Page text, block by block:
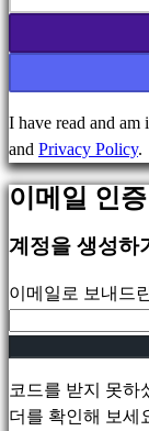
Indie
games
Puzzle
games
Fighting
games
모
회
I have read and
and Privacy Policy.
이메일 인증
계정을 생성하
이메일로 보내드
코드를 받지 못하
더를 확인해 보세